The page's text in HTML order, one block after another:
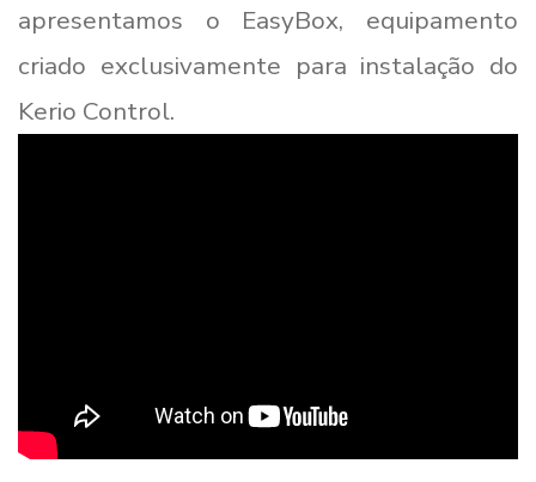
apresentamos o EasyBox, equipamento
criado exclusivamente para instalação do
Kerio Control.